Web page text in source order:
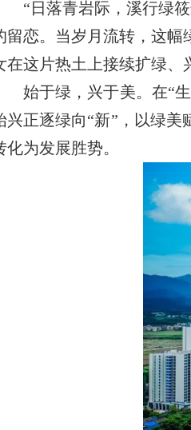
“日落青岩际，溪行绿筱
留恋。当岁月流转，这
在这片热土上接续扩绿、
始于绿，兴于美。在“生
兴正逐绿向“新”，以绿
化为发展胜势。